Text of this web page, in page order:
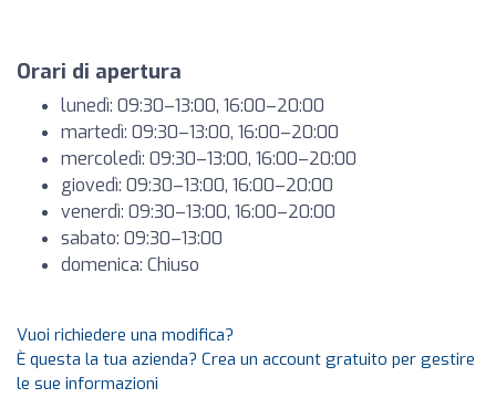
Orari di apertura
lunedì: 09:30–13:00, 16:00–20:00
martedì: 09:30–13:00, 16:00–20:00
mercoledì: 09:30–13:00, 16:00–20:00
giovedì: 09:30–13:00, 16:00–20:00
venerdì: 09:30–13:00, 16:00–20:00
sabato: 09:30–13:00
domenica: Chiuso
Vuoi richiedere una modifica?
È questa la tua azienda? Crea un account gratuito per gestire
le sue informazioni